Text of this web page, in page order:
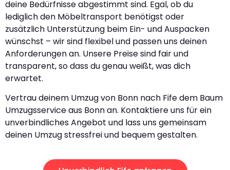
deine Bedürfnisse abgestimmt sind. Egal, ob du
lediglich den Möbeltransport benötigst oder
zusätzlich Unterstützung beim Ein- und Auspacken
wünschst – wir sind flexibel und passen uns deinen
Anforderungen an. Unsere Preise sind fair und
transparent, so dass du genau weißt, was dich
erwartet.
Vertrau deinem Umzug von Bonn nach Fife dem Baum
Umzugsservice aus Bonn an. Kontaktiere uns für ein
unverbindliches Angebot und lass uns gemeinsam
deinen Umzug stressfrei und bequem gestalten.